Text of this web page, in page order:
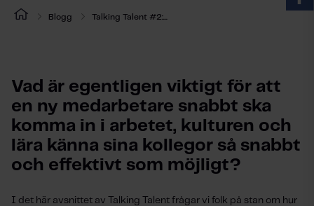
Blogg Talking Talent #2:...
Vad är egentligen viktigt för att
en ny medarbetare snabbt ska
komma in i arbetet, kulturen och
lära känna sina kollegor så snabbt
och effektivt som möjligt?
I det här avsnittet av Talking
Talent frågar vi folk på stan om hur